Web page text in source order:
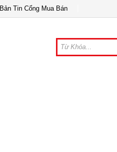
Bản Tin Cổng Mua Bán